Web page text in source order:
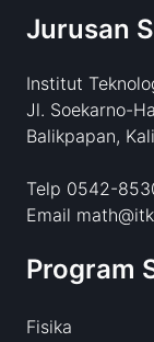
Jurusan
Institut
Jl. Soekarno-
Balikpapan,
Telp 0542-
Email
Program
Fisika